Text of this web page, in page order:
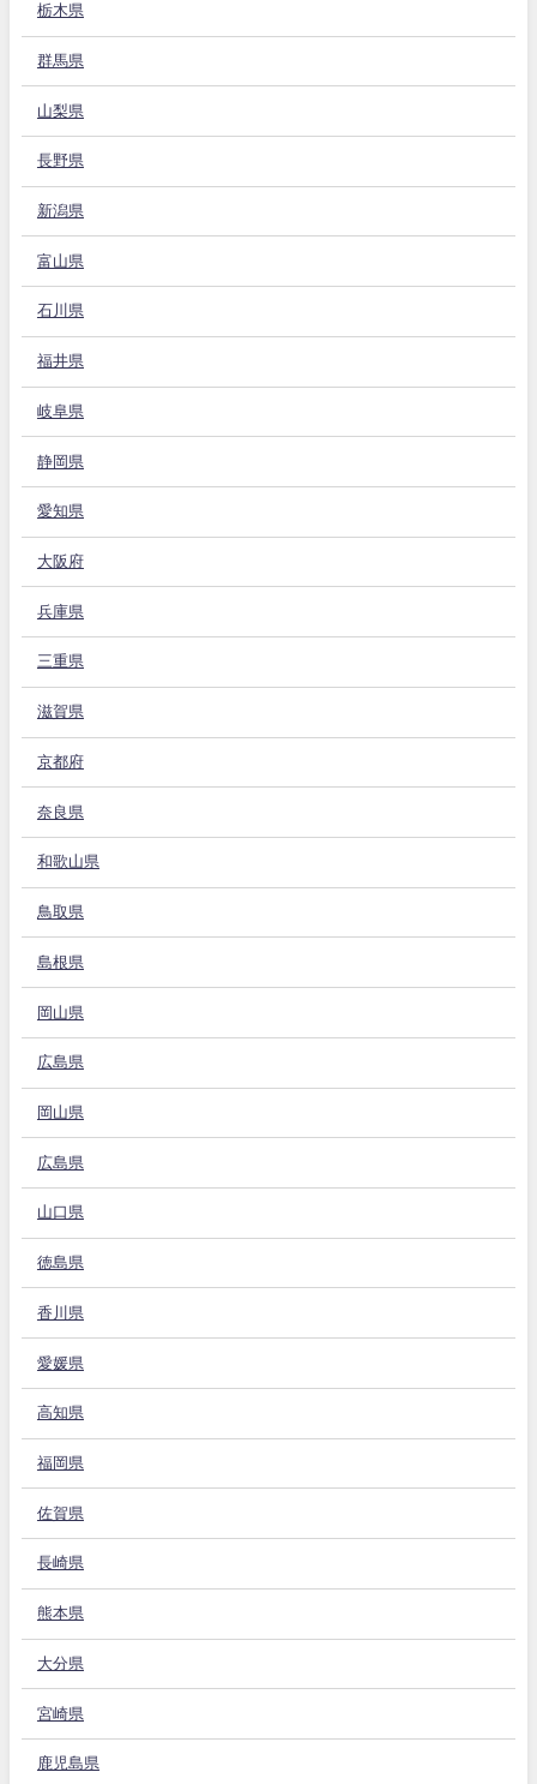
栃木県
群馬県
山梨県
長野県
新潟県
富山県
石川県
福井県
岐阜県
静岡県
愛知県
大阪府
兵庫県
三重県
滋賀県
京都府
奈良県
和歌山県
鳥取県
島根県
岡山県
広島県
岡山県
広島県
山口県
徳島県
香川県
愛媛県
高知県
福岡県
佐賀県
長崎県
熊本県
大分県
宮崎県
鹿児島県